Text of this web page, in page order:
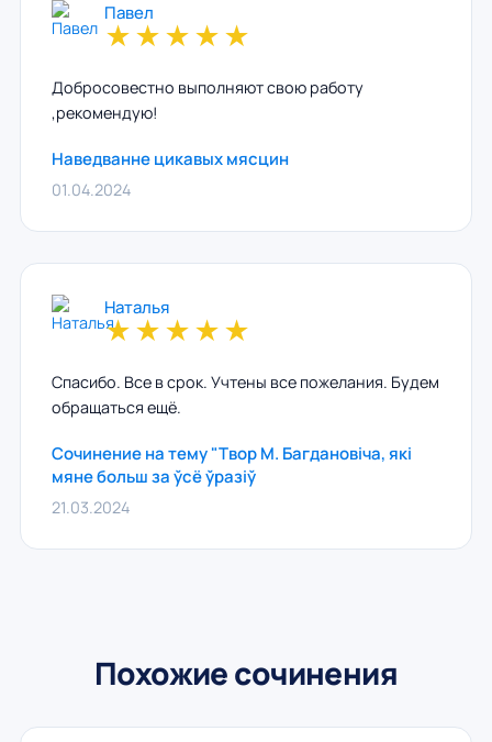
Павел
★★★★★
Добросовестно выполняют свою работу
,рекомендую!
Наведванне цикавых мясцин
01.04.2024
Наталья
★★★★★
Спасибо. Все в срок. Учтены все пожелания. Будем
обращаться ещё.
Сочинение на тему "Твор М. Багдановіча, які
мяне больш за ўсё ўразіў
21.03.2024
Похожие сочинения